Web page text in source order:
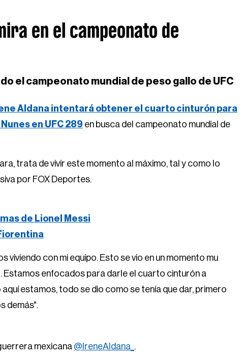
en el campeonato de
el campeonato mundial de peso gallo de UFC
Aldana intentará obtener el cuarto cinturón para
en UFC 289 en busca del campeonato mundial de
trata de vivir este momento al máximo, tal y como lo
por FOX Deportes.
de Lionel Messi
con mi equipo. Esto se vio en un momento mu
Estamos enfocados para darle el cuarto cinturón a
estamos, todo se dio como se tenía que dar, primero
demás".
mexicana @IreneAldana_ .